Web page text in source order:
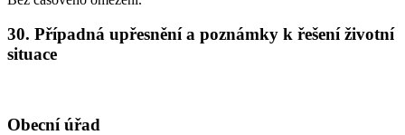
30. Případná upřesnění a poznámky k řešení životní
situace
Obecní úřad